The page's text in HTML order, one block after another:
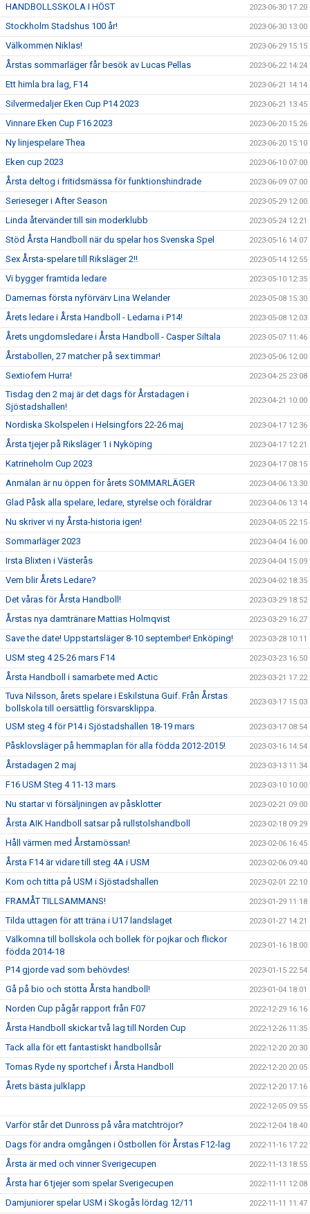
HANDBOLLSSKOLA I HÖST 2023-06-30 17:20
Stockholm Stadshus 100 år! 2023-06-30 13:00
Välkommen Niklas! 2023-06-29 15:15
Årstas sommarläger får besök av Lucas Pellas 2023-06-22 14:24
Ett himla bra lag, F14 2023-06-21 14:14
Silvermedaljer Eken Cup P14 2023 2023-06-21 13:45
Vinnare Eken Cup F16 2023 2023-06-20 15:26
Ny linjespelare Thea 2023-06-20 15:10
Eken cup 2023 2023-06-10 07:00
Årsta deltog i fritidsmässa för funktionshindrade 2023-06-09 07:00
Serieseger i After Season 2023-05-29 12:00
Linda återvänder till sin moderklubb 2023-05-24 12:21
Stöd Årsta Handboll när du spelar hos Svenska Spel 2023-05-16 14:07
Sex Årsta-spelare till Riksläger 2!! 2023-05-14 12:55
Vi bygger framtida ledare 2023-05-10 12:35
Damernas första nyförvärv Lina Welander 2023-05-08 15:30
Årets ledare i Årsta Handboll - Ledarna i P14! 2023-05-08 12:03
Årets ungdomsledare i Årsta Handboll - Casper Siltala 2023-05-07 11:46
Årstabollen, 27 matcher på sex timmar! 2023-05-06 12:00
Sextiofem Hurra! 2023-04-25 23:08
Tisdag den 2 maj är det dags för Årstadagen i
Sjöstadshallen!
2023-04-21 10:00
Nordiska Skolspelen i Helsingfors 22-26 maj 2023-04-17 12:36
Årsta tjejer på Riksläger 1 i Nyköping 2023-04-17 12:21
Katrineholm Cup 2023 2023-04-17 08:15
Anmälan är nu öppen för årets SOMMARLÄGER 2023-04-06 13:30
Glad Påsk alla spelare, ledare, styrelse och föräldrar 2023-04-06 13:14
Nu skriver vi ny Årsta-historia igen! 2023-04-05 22:15
Sommarläger 2023 2023-04-04 16:00
Irsta Blixten i Västerås 2023-04-04 15:09
Vem blir Årets Ledare? 2023-04-02 18:35
Det våras för Årsta Handboll! 2023-03-29 18:52
Årstas nya damtränare Mattias Holmqvist 2023-03-29 16:27
Save the date! Uppstartsläger 8-10 september! Enköping! 2023-03-28 10:11
USM steg 4 25-26 mars F14 2023-03-23 16:50
Årsta Handboll i samarbete med Actic 2023-03-21 17:22
Tuva Nilsson, årets spelare i Eskilstuna Guif. Från Årstas
bollskola till oersättlig försvarsklippa.
2023-03-17 15:03
USM steg 4 för P14 i Sjöstadshallen 18-19 mars 2023-03-17 08:54
Påsklovsläger på hemmaplan för alla födda 2012-2015! 2023-03-16 14:54
Årstadagen 2 maj 2023-03-13 11:34
F16 USM Steg 4 11-13 mars 2023-03-10 10:00
Nu startar vi försäljningen av påsklotter 2023-02-21 09:00
Årsta AIK Handboll satsar på rullstolshandboll 2023-02-18 09:29
Håll värmen med Årstamössan! 2023-02-06 16:45
Årsta F14 är vidare till steg 4A i USM 2023-02-06 09:40
Kom och titta på USM i Sjöstadshallen 2023-02-01 22:10
FRAMÅT TILLSAMMANS! 2023-01-29 11:18
Tilda uttagen för att träna i U17 landslaget 2023-01-27 14:21
Välkomna till bollskola och bollek för pojkar och flickor
födda 2014-18
2023-01-16 18:00
P14 gjorde vad som behövdes! 2023-01-15 22:54
Gå på bio och stötta Årsta handboll! 2023-01-04 18:01
Norden Cup pågår rapport från F07 2022-12-29 16:16
Årsta Handboll skickar två lag till Norden Cup 2022-12-26 11:35
Tack alla för ett fantastiskt handbollsår 2022-12-20 20:30
Tomas Ryde ny sportchef i Årsta Handboll 2022-12-20 20:05
Årets bästa julklapp 2022-12-20 17:16
2022-12-05 09:55
Varför står det Dunross på våra matchtröjor? 2022-12-04 18:40
Dags för andra omgången i Östbollen för Årstas F12-lag 2022-11-16 17:22
Årsta är med och vinner Sverigecupen 2022-11-13 18:55
Årsta har 6 tjejer som spelar Sverigecupen 2022-11-11 12:08
Damjuniorer spelar USM i Skogås lördag 12/11 2022-11-11 11:47